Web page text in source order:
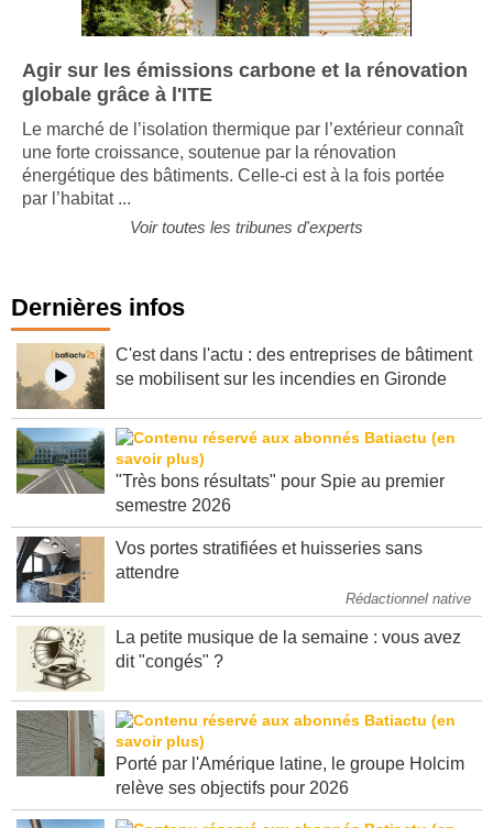
Agir sur les émissions carbone et la rénovation
globale grâce à l'ITE
Le marché de l’isolation thermique par l’extérieur connaît
une forte croissance, soutenue par la rénovation
énergétique des bâtiments. Celle-ci est à la fois portée
par l’habitat ...
Voir toutes les tribunes d'experts
Dernières infos
C'est dans l'actu : des entreprises de bâtiment
se mobilisent sur les incendies en Gironde
"Très bons résultats" pour Spie au premier
semestre 2026
Vos portes stratifiées et huisseries sans
attendre
Rédactionnel native
La petite musique de la semaine : vous avez
dit "congés" ?
Porté par l'Amérique latine, le groupe Holcim
relève ses objectifs pour 2026